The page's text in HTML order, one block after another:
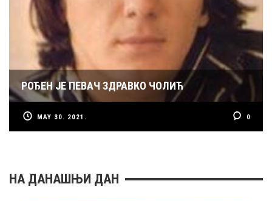
РОЂЕН ЈЕ ПЕВАЧ ЗДРАВКО ЧОЛИЋ
MAY 30. 2021. 0
НА ДАНАШЊИ ДАН